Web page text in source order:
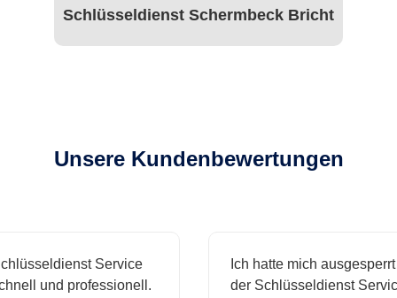
Schlüsseldienst Schermbeck Bricht
Unsere Kundenbewertungen
Service
und professionell.
Ich hatte mich ausgesperrt
der Schlüsseldienst